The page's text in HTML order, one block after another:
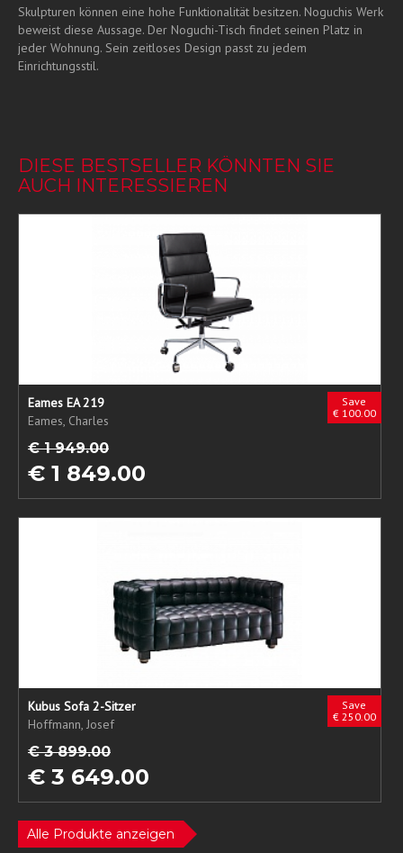
Skulpturen können eine hohe Funktionalität besitzen. Noguchis Werk
beweist diese Aussage. Der Noguchi-Tisch findet seinen Platz in
jeder Wohnung. Sein zeitloses Design passt zu jedem
Einrichtungsstil.
DIESE BESTSELLER KÖNNTEN SIE
AUCH INTERESSIEREN
Save
€ 100.00
Eames EA 219
Eames, Charles
€ 1 949.00
€ 1 849.00
Save
€ 250.00
Kubus Sofa 2-Sitzer
Hoffmann, Josef
€ 3 899.00
€ 3 649.00
Alle Produkte anzeigen